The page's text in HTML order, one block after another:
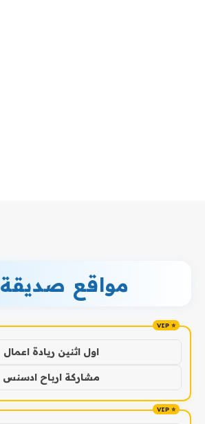
مواقع صديقة
اول اثنين ريادة اعمال
مشاركة ارباح ادسنس